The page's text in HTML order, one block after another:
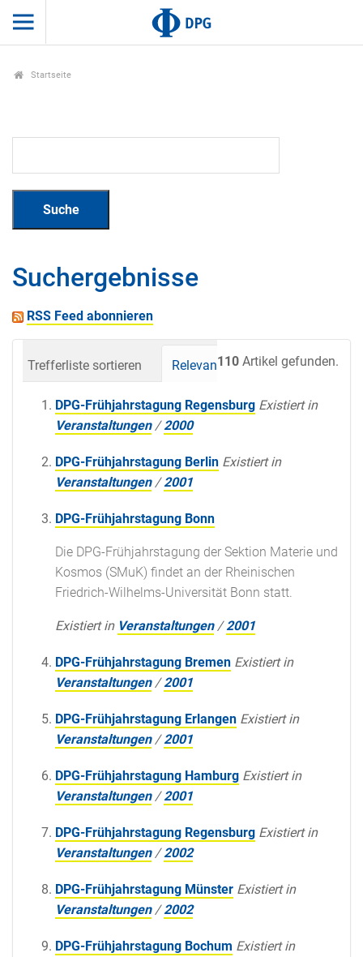
Startseite
Suchergebnisse
RSS Feed abonnieren
110 Artikel gefunden.
Trefferliste sortieren Relevanz Datum
DPG-Frühjahrstagung Regensburg Existiert in
Veranstaltungen /2000
DPG-Frühjahrstagung Berlin Existiert in
Veranstaltungen /2001
DPG-Frühjahrstagung Bonn
Die DPG-Frühjahrstagung der Sektion Materie und
Kosmos (SMuK) findet an der Rheinischen
Friedrich-Wilhelms-Universität Bonn statt.
Existiert in Veranstaltungen /2001
DPG-Frühjahrstagung Bremen Existiert in
Veranstaltungen /2001
DPG-Frühjahrstagung Erlangen Existiert in
Veranstaltungen /2001
DPG-Frühjahrstagung Hamburg Existiert in
Veranstaltungen /2001
DPG-Frühjahrstagung Regensburg Existiert in
Veranstaltungen /2002
DPG-Frühjahrstagung Münster Existiert in
Veranstaltungen /2002
DPG-Frühjahrstagung Bochum Existiert in